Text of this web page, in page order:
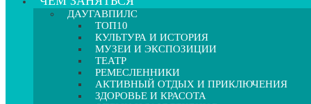
ДАУГАВПИЛС
ТОП10
КУЛЬТУРА И ИСТОРИЯ
МУЗЕИ И ЭКСПОЗИЦИИ
ТЕАТР
РЕМЕСЛЕННИКИ
АКТИВНЫЙ ОТДЫХ И ПРИКЛЮЧЕНИЯ
ЗДОРОВЬЕ И КРАСОТА